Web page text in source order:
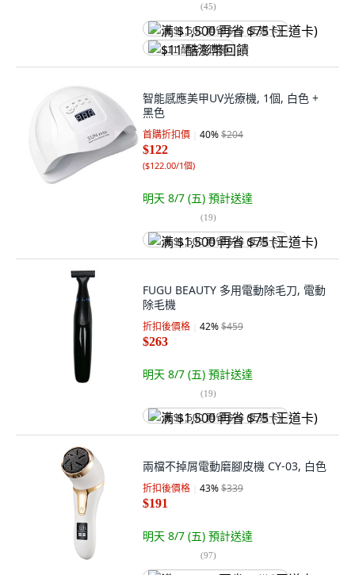
(45)
满 $1,500 再省 $75 (王道卡)
$11 酷澎幣回饋
智能感應美甲UV光療機, 1個, 白色 +
黑色
首購折扣價 40%$204
$122
($122.00/1個)
明天 8/7 (五) 預計送達
(19)
满 $1,500 再省 $75 (王道卡)
FUGU BEAUTY 多用電動除毛刀, 電動
除毛機
折扣後價格 42%$459
$263
明天 8/7 (五) 預計送達
(19)
满 $1,500 再省 $75 (王道卡)
兩檔不掉屑電動磨腳皮機 CY-03, 白色
折扣後價格 43%$339
$191
明天 8/7 (五) 預計送達
(97)